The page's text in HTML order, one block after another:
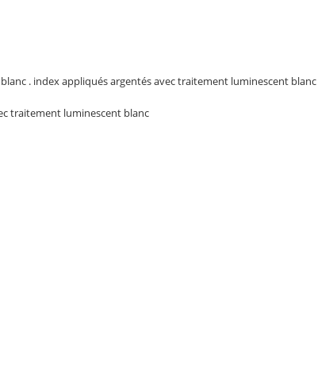
. index appliqués argentés avec traitement luminescent blanc
traitement luminescent blanc